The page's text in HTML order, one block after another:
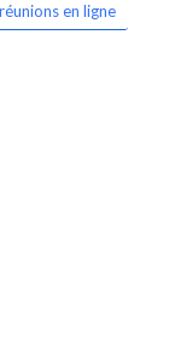
en ligne